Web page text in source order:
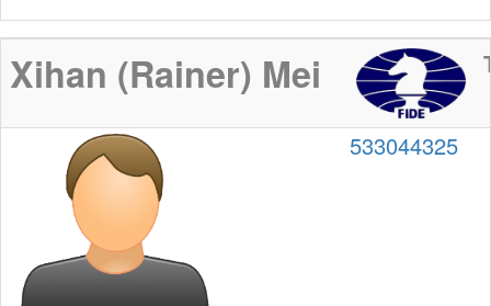
Xihan (Rainer) Mei
533044325